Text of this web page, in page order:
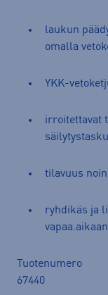
laukun
omalla
YKK-
irroitettavat
tilavuus
ryhdikäs ja
vapaa.aikaan
Tuotenumero
67440